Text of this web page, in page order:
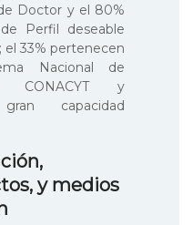
Doctor y el 80%
Perfil deseable
el 33% pertenecen
Nacional de
CONACYT y
capacidad
y medios